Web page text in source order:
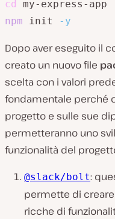
cd
npm init -y
Dopo aver eseguito il
creato un nuovo file
scelta con i valori
fondamentale perché
progetto e sulle sue
permetteranno uno
funzionalità del
@slack/bolt:
permette di
ricche di